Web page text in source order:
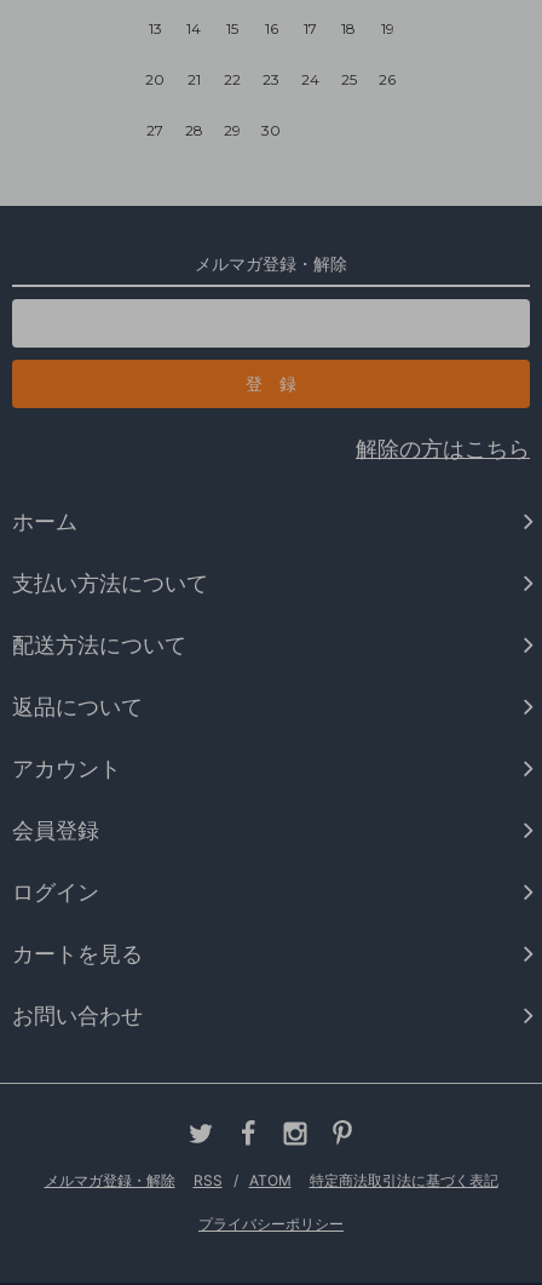
13 14 15 16 17 18 19
20 21 22 23 24 25 26
27 28 29 30
メルマガ登録・解除
解除の方はこちら
ホーム
支払い方法について
配送方法について
返品について
アカウント
会員登録
ログイン
カートを見る
お問い合わせ
メルマガ登録・解除 RSS / ATOM 特定商法取引法に基づく表記
プライバシーポリシー